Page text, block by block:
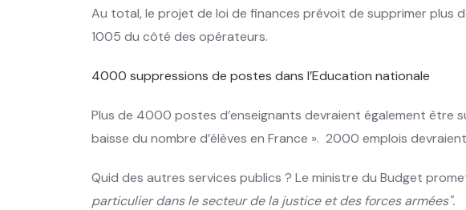
Au total, le projet de loi de finances prévoit de supprimer plus
1005 du côté des opérateurs.
4000 suppressions de postes dans l’Education nationale
Plus de 4000 postes d’enseignants devraient également être
baisse du nombre d’élèves en France ». 2000 emplois
Quid des autres services publics ? Le ministre du Budget
particulier dans le secteur de la justice et des forces armées".